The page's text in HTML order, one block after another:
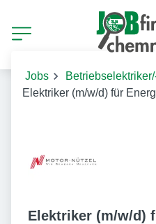
Jobs
Elektriker (m/w/d) für
Elektriker (m/w/d)